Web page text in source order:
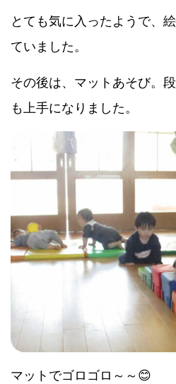
とても気に入ったようで、
ていました。
その後は、マットあそび。
も上手になりました。
マットでゴロゴロ～～😊